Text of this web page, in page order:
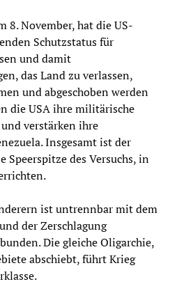
8. November, hat die US-
Schutzstatus für
und damit
das Land zu verlassen,
und abgeschoben werden
die USA ihre militärische
verstärken ihre
Insgesamt ist der
des Versuchs, in
ist untrennbar mit dem
der Zerschlagung
Die gleiche Oligarchie,
abschiebt, führt Krieg